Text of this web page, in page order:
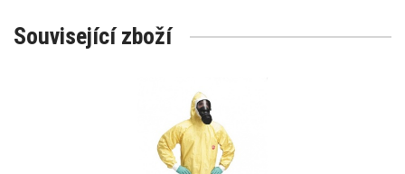
Související zboží